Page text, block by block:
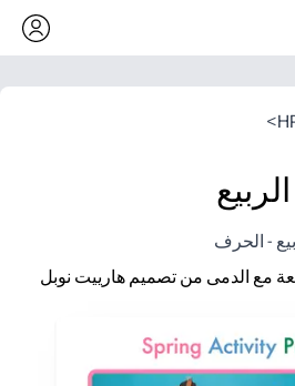
>
- الحرف
مع الدمى من تصميم هارييت نوبل
رواية القصص الخيالية ولعب الأدوار